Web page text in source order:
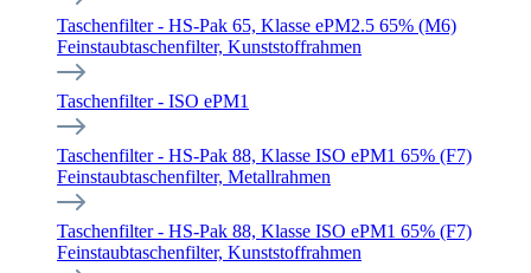
Taschenfilter - HS-Pak 65, Klasse ePM2.5 65% (M6)
Feinstaubtaschenfilter, Kunststoffrahmen
Taschenfilter - ISO ePM1
Taschenfilter - HS-Pak 88, Klasse ISO ePM1 65% (F7)
Feinstaubtaschenfilter, Metallrahmen
Taschenfilter - HS-Pak 88, Klasse ISO ePM1 65% (F7)
Feinstaubtaschenfilter, Kunststoffrahmen